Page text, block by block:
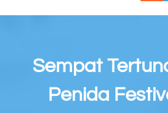
Sempat
Penida